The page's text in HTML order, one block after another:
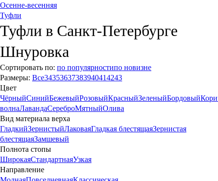
Осенне-весенняя
Туфли
Туфли в Санкт-Петербурге
Шнуровка
Сортировать по: по популярностипо новизне
Размеры: Все34353637383940414243
Цвет
ЧёрныйСинийБежевыйРозовыйКрасныйЗеленыйБордовый
волнаЛавандаСереброМятныйОлива
Вид материала верха
ГладкийЗернистыйЛаковаяГладкая блестящаяЗернистая
блестящаяЗамшевый
Полнота стопы
ШирокаяСтандартнаяУзкая
Направление